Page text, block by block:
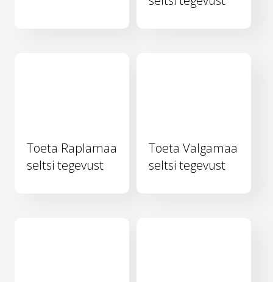
Toeta Raplamaa
seltsi tegevust
Toeta Valgamaa
seltsi tegevust